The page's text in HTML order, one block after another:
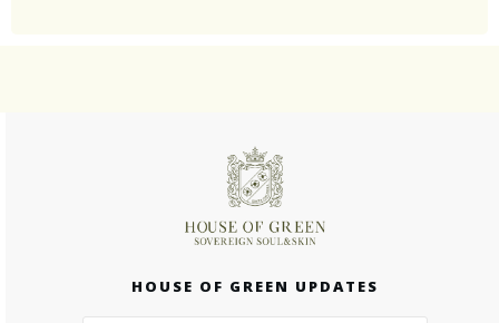
HOUSE OF GREEN UPDATES